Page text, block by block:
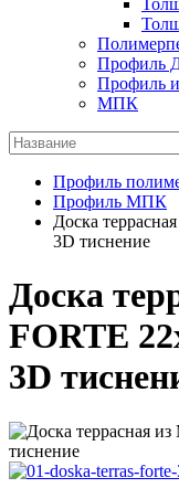
Профиль
Профиль
МПК
Профиль
Профиль МПК
Доска
3D тиснение
Доска
FORTE
3D